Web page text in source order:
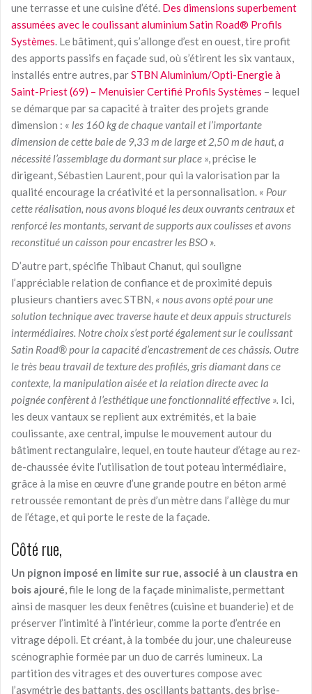
une terrasse et une cuisine d’été. Des dimensions superbement
assumées avec le coulissant aluminium Satin Road® Profils
Systèmes . Le bâtiment, qui s’allonge d’est en ouest, tire profit
des apports passifs en façade sud, où s’étirent les six vantaux,
installés entre autres, parSTBN Aluminium/Opti-Energie à
Saint-Priest (69) – Menuisier Certifié Profils Systèmes – lequel
se démarque par sa capacité à traiter des projets grande
dimension : « les 160 kg de chaque vantail et l’importante
dimension de cette baie de 9,33 m de large et 2,50 m de haut, a
nécessité l’assemblage du dormant sur place », précise le
dirigeant, Sébastien Laurent, pour qui la valorisation par la
qualité encourage la créativité et la personnalisation. « Pour
cette réalisation, nous avons bloqué les deux ouvrants centraux et
renforcé les montants, servant de supports aux coulisses et avons
reconstitué un caisson pour encastrer les BSO ».
D’autre part, spécifie Thibaut Chanut qui souligne
l’appréciable relation de confiance et de proximité depuis
plusieurs chantiers avec STBN, « nous avons opté pour une
solution technique avec traverse haute et deux appuis structurels
intermédiaires. Notre choix s’est porté également sur le coulissant
Satin Road®pour la capacité d’encastrement de ces châssis. Outre
le très beau travail de texture des profilés, gris diamant dans ce
contexte, la manipulation aisée et la relation directe avec la
poignée confèrent à l’esthétique une fonctionnalité effective ». Ici,
les deux vantaux se replient aux extrémités, et la baie
coulissante, axe central, impulse le mouvement autour du
bâtiment rectangulaire, lequel, en toute hauteur d’étage au rez-
de-chaussée évite l’utilisation de tout poteau intermédiaire,
grâce à la mise en œuvre d’une grande poutre en béton armé
retroussée remontant de près d’un mètre dans l’allège du mur
de l’étage, et qui porte le reste de la façade.
Côté rue,
Un pignon imposé en limite sur rue, associé à un claustra en
bois ajouré , file le long de la façade minimaliste, permettant
ainsi de masquer les deux fenêtres (cuisine et buanderie) et de
préserver l’intimité à l’intérieur, comme la porte d’entrée en
vitrage dépoli. Et créant, à la tombée du jour, une chaleureuse
scénographie formée par un duo de carrés lumineux. La
partition des vitrages et des ouvertures compose avec
l’asymétrie des battants, des oscillants battants, des brise-